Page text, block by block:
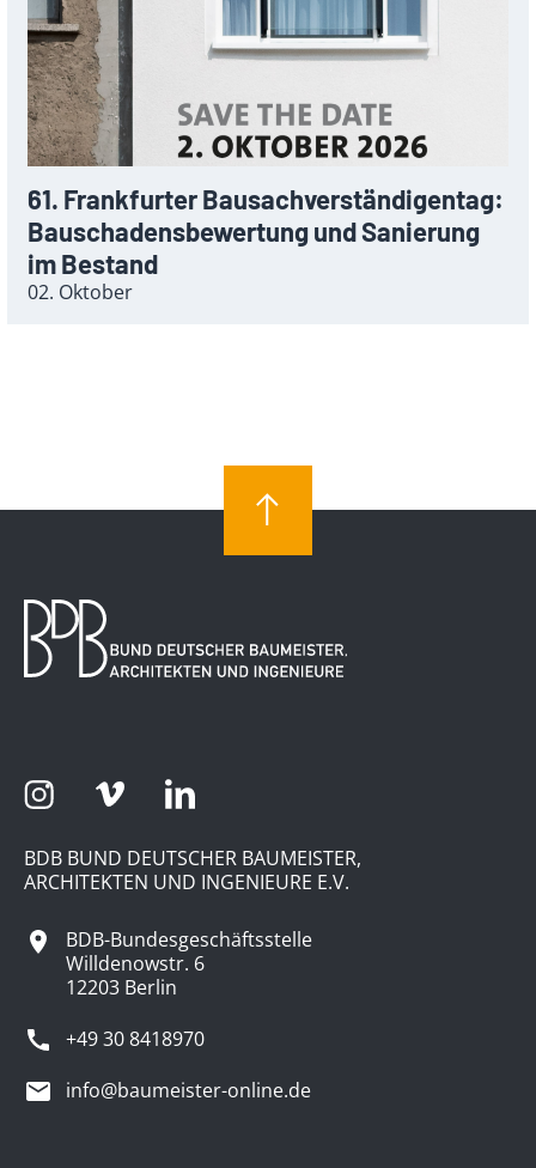
61. Frankfurter Bausachverständigentag:
Bauschadensbewertung und Sanierung
im Bestand
02. Oktober
BDB BUND DEUTSCHER BAUMEISTER,
ARCHITEKTEN UND INGENIEURE E.V.
BDB-Bundesgeschäftsstelle
Willdenowstr. 6
12203 Berlin
+49 30 8418970
info@baumeister-online.de